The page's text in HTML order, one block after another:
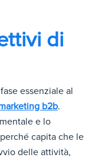
di
essenziale al
b2b.
e lo
capita che le
delle attività,